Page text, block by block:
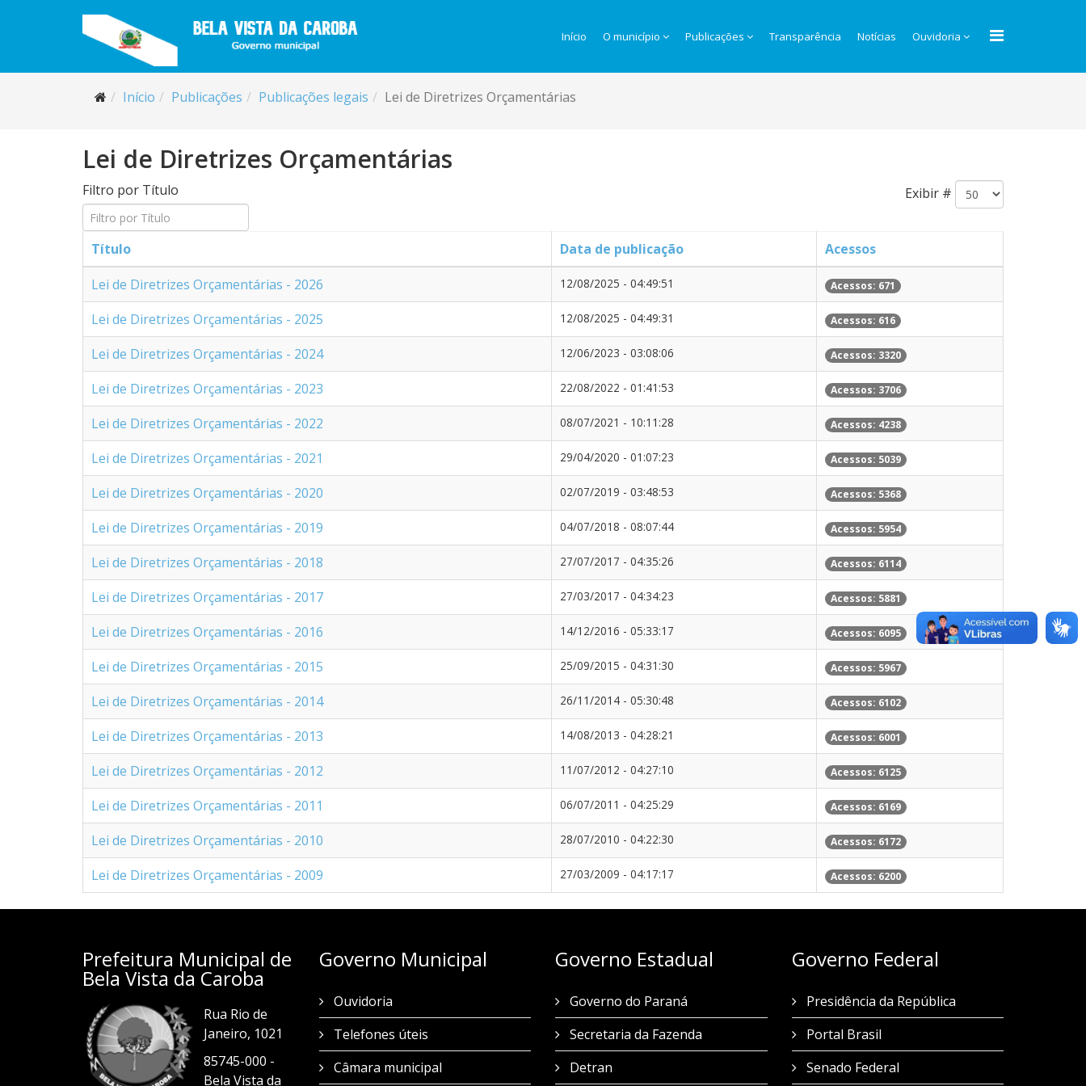
Início O município Publicações Transparência Notícias Ouvidoria
Início Publicações Publicações legais Lei de Diretrizes Orçamentárias
Lei de Diretrizes Orçamentárias
Filtro por Título Exibir #
Título Data de publicação
Acessos
Lei de Diretrizes Orçamentárias - 2026
12/08/2025 - 04:49:51 Acessos: 671
Lei de Diretrizes Orçamentárias - 2025 12/08/2025 - 04:49:31 Acessos: 616
Lei de Diretrizes Orçamentárias - 2024 12/06/2023 - 03:08:06 Acessos: 3320
Lei de Diretrizes Orçamentárias - 2023 22/08/2022 - 01:41:53 Acessos: 3706
Lei de Diretrizes Orçamentárias - 2022 08/07/2021 - 10:11:28 Acessos: 4238
Lei de Diretrizes Orçamentárias - 2021 29/04/2020 - 01:07:23 Acessos: 5039
Lei de Diretrizes Orçamentárias - 2020 02/07/2019 - 03:48:53 Acessos: 5368
Lei de Diretrizes Orçamentárias - 2019 04/07/2018 - 08:07:44 Acessos: 5954
Lei de Diretrizes Orçamentárias - 2018 27/07/2017 - 04:35:26 Acessos: 6114
Lei de Diretrizes Orçamentárias - 2017 27/03/2017 - 04:34:23 Acessos: 5881
Lei de Diretrizes Orçamentárias - 2016 14/12/2016 - 05:33:17 Acessos: 6095
Lei de Diretrizes Orçamentárias - 2015 25/09/2015 - 04:31:30 Acessos: 5967
Lei de Diretrizes Orçamentárias - 2014 26/11/2014 - 05:30:48 Acessos: 6102
Lei de Diretrizes Orçamentárias - 2013 14/08/2013 - 04:28:21 Acessos: 6001
Lei de Diretrizes Orçamentárias - 2012 11/07/2012 - 04:27:10 Acessos: 6125
Lei de Diretrizes Orçamentárias - 2011 06/07/2011 - 04:25:29 Acessos: 6169
Lei de Diretrizes Orçamentárias - 2010 28/07/2010 - 04:22:30 Acessos: 6172
Lei de Diretrizes Orçamentárias - 2009 27/03/2009 - 04:17:17 Acessos: 6200
Prefeitura Municipal de
Bela Vista da Caroba
Rua Rio de
Janeiro, 1021
85745-000 -
Bela Vista da
Governo Municipal
Ouvidoria
Telefones úteis
Câmara municipal
Governo Estadual
Governo do Paraná
Secretaria da Fazenda
Detran
Governo Federal
Presidência da República
Portal Brasil
Senado Federal